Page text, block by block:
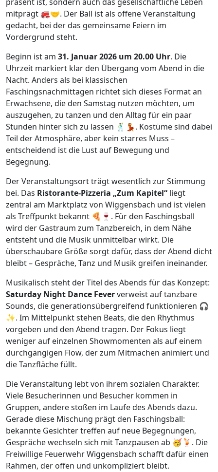
präsent ist, sondern auch das gesellschaftliche Leben
mitprägt 🚒🤝. Der Ball ist als offene Veranstaltung
gedacht, bei der das gemeinsame Feiern im
Vordergrund steht.
Beginn ist am 31. Januar 2026 um 20.00 Uhr. Die
Uhrzeit markiert klar den Übergang vom Abend in die
Nacht. Anders als bei klassischen
Faschingsnachmittagen richtet sich dieses Format an
Erwachsene, die den Samstag nutzen möchten, um
auszugehen, zu tanzen und den Alltag für ein paar
Stunden hinter sich zu lassen 🕺💃. Kostüme sind dabei
Teil der Atmosphäre, aber kein starres Muss –
entscheidend ist die Lust auf Bewegung und
Begegnung.
Der Veranstaltungsort trägt wesentlich zur Stimmung
bei. Das Ristorante-Pizzeria „Zum Kapitel“ liegt
zentral am Marktplatz von Wiggensbach und ist vielen
als Treffpunkt bekannt 🍕🍷. Für den Faschingsball
wird der Gastraum zum Tanzbereich, in dem Nähe
entsteht und die Musik unmittelbar wirkt. Die
überschaubare Größe sorgt dafür, dass der Abend dicht
bleibt – Gespräche, Tanz und Musik greifen ineinander.
Musikalisch steht der Titel des Abends für das Konzept:
Saturday Night Dance Feververweist auf tanzbare
Sounds, die generationsübergreifend funktionieren 🎧
✨. Im Mittelpunkt stehen Beats, die den Rhythmus
vorgeben und den Abend tragen. Der Fokus liegt
weniger auf einzelnen Showmomenten als auf einem
durchgängigen Flow, der zum Mitmachen animiert und
die Tanzfläche füllt.
Die Veranstaltung lebt von ihrem sozialen Charakter.
Viele Besucherinnen und Besucher kommen in
Gruppen, andere stoßen im Laufe des Abends dazu.
Gerade diese Mischung prägt den Faschingsball:
bekannte Gesichter treffen auf neue Begegnungen,
Gespräche wechseln sich mit Tanzpausen ab 🥳🍹. Die
Freiwillige Feuerwehr Wiggensbach schafft dafür einen
Rahmen, der offen und unkompliziert bleibt.